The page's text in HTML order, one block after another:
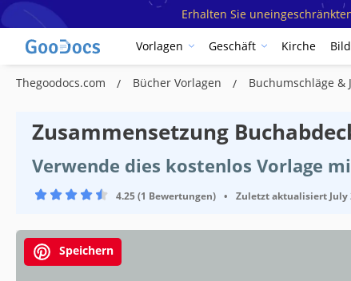
Erhalten Sie
Vorlagen Geschäft Kirche
Thegoodocs.com Bücher Vorlagen Buchumschläge &
Zusammensetzung
Verwende dies kostenlos Vorlage
4.25 (1 Bewertungen) • Zuletzt aktualisiert July
Speichern